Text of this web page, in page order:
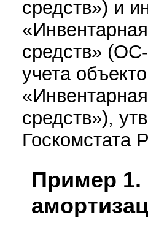
средств») и
средств»
учета
средств»),
Госкомстата
Пример 1.